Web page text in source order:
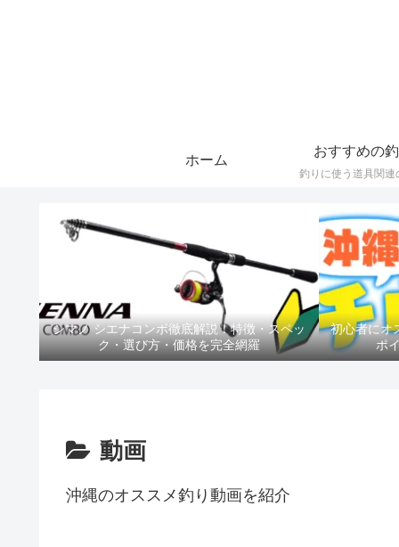
ホーム
おすすめの
釣りに使う道具関連
シマノ シエナコンボ徹底解説！特徴・スペッ
ク・選び方・価格を完全網羅
初心者にオ
ポ
動画
沖縄のオススメ釣り動画を紹介